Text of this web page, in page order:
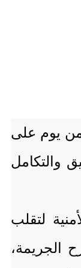
من يوم على
والتكامل
لتقلب
الجريمة،